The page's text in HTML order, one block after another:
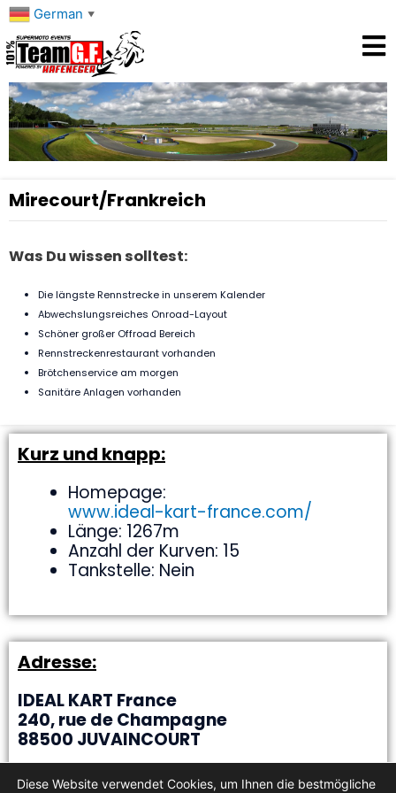
Zum
springen
German ▼
Mirecourt/Frankreich
Was Du wissen solltest:
Die längste Rennstrecke in unserem Kalender
Abwechslungsreiches Onroad-Layout
Schöner großer Offroad Bereich
Rennstreckenrestaurant vorhanden
Brötchenservice am morgen
Sanitäre Anlagen vorhanden
Kurz und knapp:
Homepage:
www.ideal-kart-france.com/
Länge: 1267m
Anzahl der Kurven: 15
Tankstelle: Nein
Adresse:
IDEAL KART France
240, rue de Champagne
88500 JUVAINCOURT
Diese Website verwendet Cookies, um Ihnen die bestmögliche